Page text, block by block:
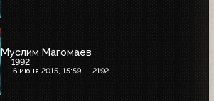
Муслим Магомаев
1992
6 июня 2015, 15:59 2192